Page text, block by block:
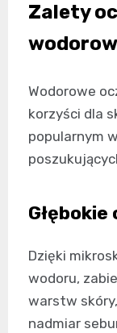
Zalety
Wodorowe
korzyści dla
popularnym
Dzięki
wodoru,
warstw
nadmiar